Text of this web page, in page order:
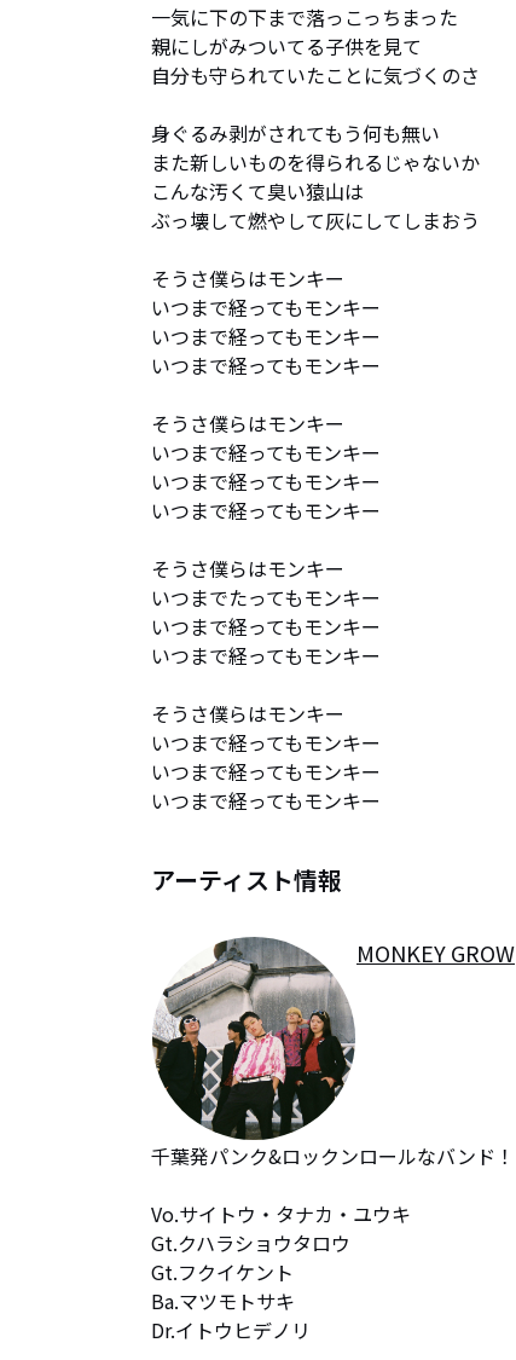
一気に下の下まで落っこっちまった
親にしがみついてる子供を見て
自分も守られていたことに気づくのさ
身ぐるみ剥がされてもう何も無い
また新しいものを得られるじゃないか
こんな汚くて臭い猿山は
ぶっ壊して燃やして灰にしてしまおう
そうさ僕らはモンキー
いつまで経ってもモンキー
いつまで経ってもモンキー
いつまで経ってもモンキー
そうさ僕らはモンキー
いつまで経ってもモンキー
いつまで経ってもモンキー
いつまで経ってもモンキー
そうさ僕らはモンキー
いつまでたってもモンキー
いつまで経ってもモンキー
いつまで経ってもモンキー
そうさ僕らはモンキー
いつまで経ってもモンキー
いつまで経ってもモンキー
いつまで経ってもモンキー
アーティスト情報
MONKEY GROW
千葉発パンク&ロックンロールなバンド！
Vo.サイトウ・タナカ・ユウキ
Gt.クハラショウタロウ
Gt.フクイケント
Ba.マツモトサキ
Dr.イトウヒデノリ